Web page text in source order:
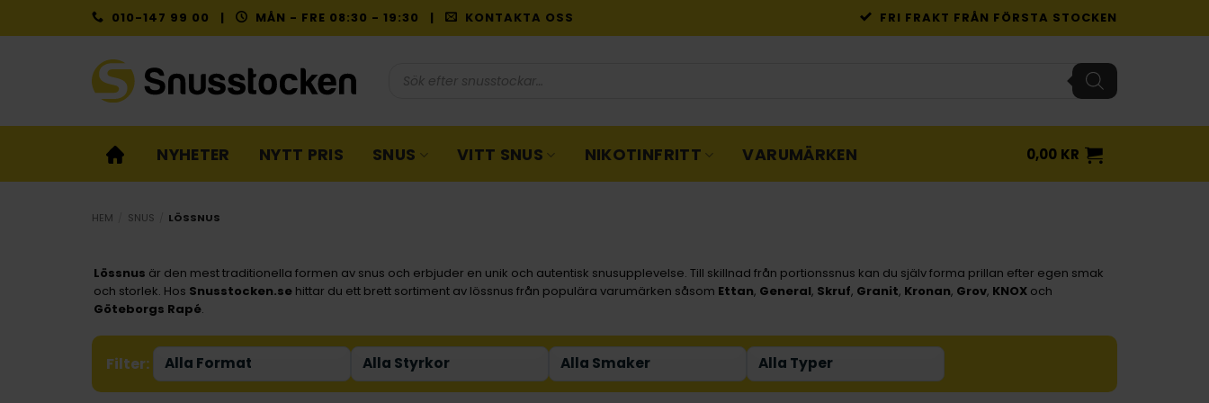
to
010-147 99 00 | MÅN - FRE 08:30 - 19:30 | KONTAKTA OSS FRI FRAKT FRÅN FÖRSTA STOCKEN
NYHETER NYTT PRIS SNUS VITT SNUS NIKOTINFRITT VARUMÄRKEN 0,00 KR
HEM SNUS LÖSSNUS
Lössnus är den mest traditionella formen av snus och erbjuder en unik och autentisk snusupplevelse. Till skillnad från portionssnus kan du själv forma prillan efter egen smak
och storlek. Hos Snusstocken.se hittar du ett brett sortiment av lössnus från populära varumärken såsom Ettan, General, Skruf, Granit, Kronan, Grov, KNOX och
Göteborgs Rapé.
Filter: